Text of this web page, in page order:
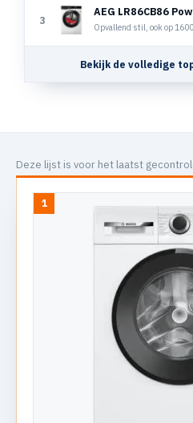
3
AEG LR86CB86
Opvallend stil, ook op
Bekijk de volledige
Deze lijst is voor het laatst
1